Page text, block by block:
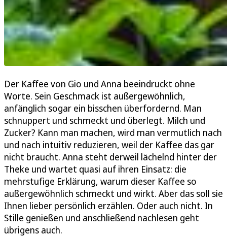
Der Kaffee von Gio und Anna beeindruckt ohne
Worte. Sein Geschmack ist außergewöhnlich,
anfänglich sogar ein bisschen überfordernd. Man
schnuppert und schmeckt und überlegt. Milch und
Zucker? Kann man machen, wird man vermutlich nach
und nach intuitiv reduzieren, weil der Kaffee das gar
nicht braucht. Anna steht derweil lächelnd hinter der
Theke und wartet quasi auf ihren Einsatz: die
mehrstufige Erklärung, warum dieser Kaffee so
außergewöhnlich schmeckt und wirkt. Aber das soll sie
Ihnen lieber persönlich erzählen. Oder auch nicht. In
Stille genießen und anschließend nachlesen geht
übrigens auch.